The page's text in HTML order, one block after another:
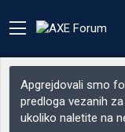
Apgrejdovali smo
predloga vezanih
ukoliko naletite na